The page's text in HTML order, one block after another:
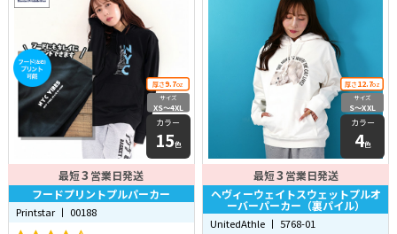
厚さ9.7oz
サイズ
XS〜4XL
カラー
15色
最短3 営業日発送
フードプリントプルパーカー
Printstar 丨 00188
厚さ12.7oz
サイズ
S〜XXL
カラー
4色
最短3 営業日発送
ヘヴィーウェイトスウェットプルオ
ーバーパーカー（裏パイル）
UnitedAthle 丨 5768-01